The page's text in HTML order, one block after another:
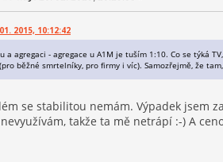
2015, 10:12:42
a agregaci - agregace u A1M je tuším 1:10. Co se týká
běžné smrtelníky, pro firmy i víc). Samozřejmě, že
se stabilitou nemám. Výpadek jsem
takže ta mě netrápí :-) A